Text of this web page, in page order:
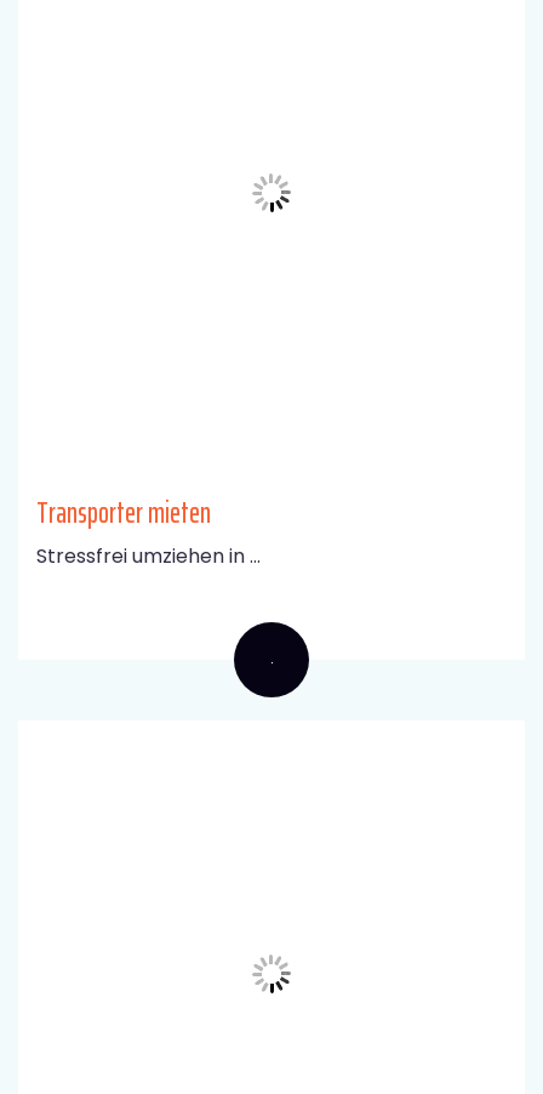
Transporter mieten
Stressfrei umziehen in ...